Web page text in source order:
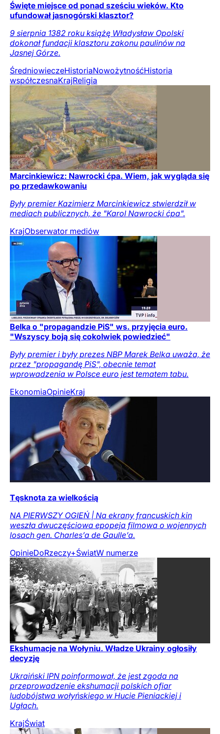
Święte miejsce od ponad sześciu wieków. Kto
ufundował jasnogórski klasztor?
9 sierpnia 1382 roku książę Władysław Opolski
dokonał fundacji klasztoru zakonu paulinów na
Jasnej Górze.
ŚredniowieczeHistoriaNowożytnośćHistoria
współczesnaKrajReligia
Marcinkiewicz: Nawrocki ćpa. Wiem, jak wygląda się
po przedawkowaniu
Były premier Kazimierz Marcinkiewicz stwierdził w
mediach publicznych, że "Karol Nawrocki ćpa".
KrajObserwator mediów
Belka o "propagandzie PiS" ws. przyjęcia euro.
"Wszyscy boją się cokolwiek powiedzieć"
Były premier i były prezes NBP Marek Belka uważa, że
przez "propagandę PiS", obecnie temat
wprowadzenia w Polsce euro jest tematem tabu.
EkonomiaOpinieKraj
Tęsknota za wielkością
NA PIERWSZY OGIEŃ | Na ekrany francuskich kin
weszła dwuczęściowa epopeja filmowa o wojennych
losach gen. Charles’a de Gaulle’a.
OpinieDoRzeczy+ŚwiatW numerze
Ekshumacje na Wołyniu. Władze Ukrainy ogłosiły
decyzję
Ukraiński IPN poinformował, że jest zgoda na
przeprowadzenie ekshumacji polskich ofiar
ludobójstwa wołyńskiego w Hucie Pieniackiej i
Ugłach.
KrajŚwiat